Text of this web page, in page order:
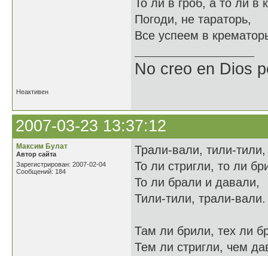
То ли в гроб, а то ли в
Погоди, не тараторь,
Все успеем в
No creo en Dios
Неактивен
2007-03-23 13:37:12
Максим Булат
Автор сайта
Зарегистрирован: 2007-02-04
Сообщений: 184
Трали-вали, тили-тили,
То ли стригли, то ли
То ли брали и давали,
Тили-тили, трали-вали.
Там ли брили, тех ли
Тем ли стригли, чем